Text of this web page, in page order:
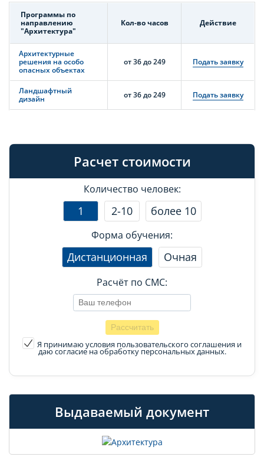
Программы по
направлению
"Архитектура"
Кол-во часов Действие
Архитектурные
решения на особо
опасных объектах
от 36 до 249 Подать заявку
Ландшафтный
дизайн
от 36 до 249 Подать заявку
Расчет стоимости
Количество человек:
1 2-10 более 10
Форма обучения:
Дистанционная Очная
Расчёт по СМС:
Я принимаю условия пользовательского соглашения и
даю согласие на обработку персональных данных.
Выдаваемый документ